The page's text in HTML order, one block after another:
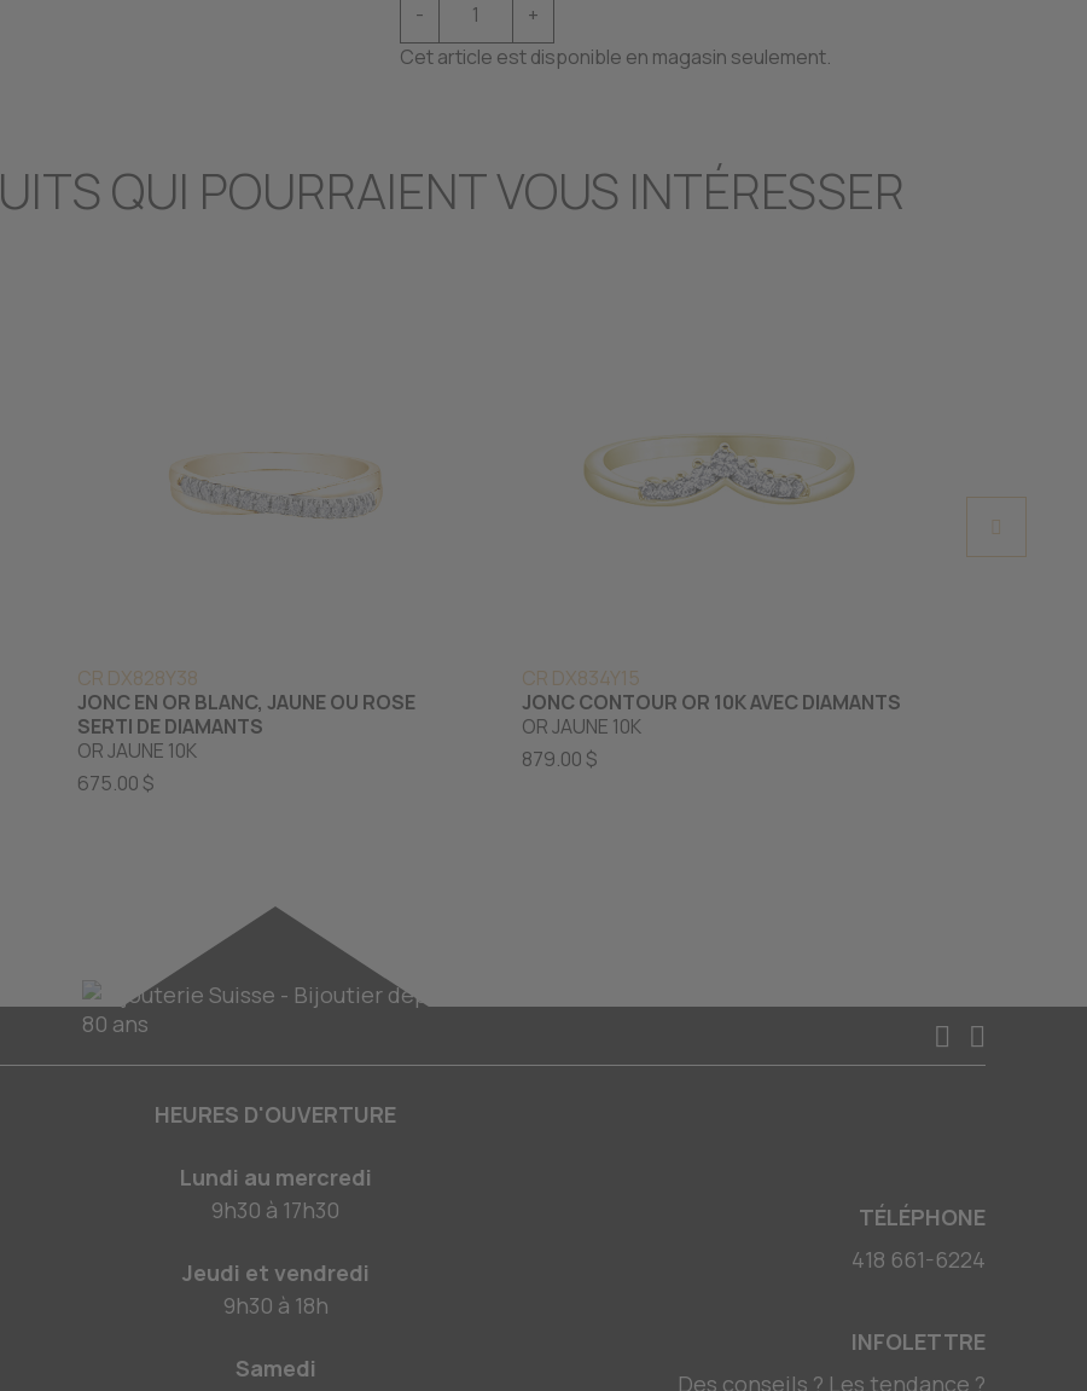
-
+
Cet article est disponible en magasin seulement.
QUI POURRAIENT VOUS INTÉRESSER
CR DX828Y38
JONC EN OR BLANC, JAUNE OU ROSE
SERTI DE DIAMANTS
OR JAUNE 10K
675.00 $
CR DX834Y15
JONC CONTOUR OR 10K AVEC DIAMANTS
OR JAUNE 10K
879.00 $
HEURES D'OUVERTURE
Lundi au mercredi
9h30 à 17h30
Jeudi et vendredi
9h30 à 18h
Samedi
TÉLÉPHONE
418 661-6224
INFOLETTRE
Des conseils ? Les tendance ?